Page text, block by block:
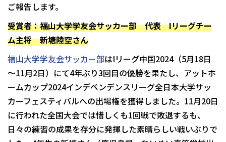
ご報告します。
受賞者：福山大学学友会サッカー部 代表 Iリーグチー
ム主将 新塘陸空さん
福山大学学友会サッカー部はIリーグ中国2024（5月18日
～11月2日）にて4年ぶり3回目の優勝を果たし、アットホ
ームカップ2024インデペンデンスリーグ全日本大学サッ
カーフェスティバルへの出場権を獲得しました。11月20日
に行われた全国大会では惜しくも1回戦で敗退するも、
日々の練習の成果を存分に発揮した素晴らしい戦いぶりで